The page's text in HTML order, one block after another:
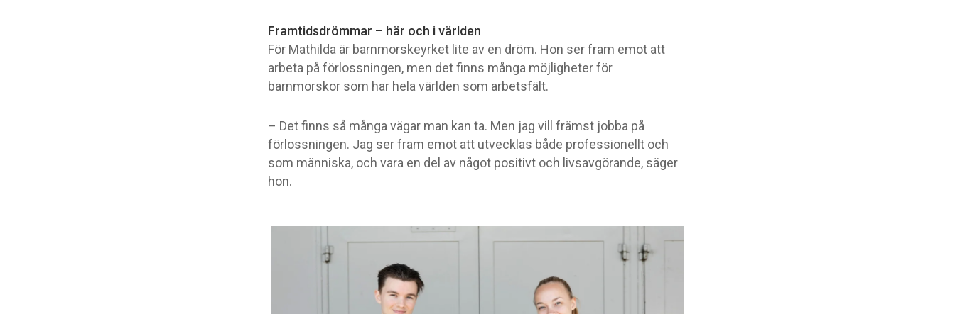
Framtidsdrömmar – här och i världen
För Mathilda är barnmorskeyrket lite av en dröm. Hon ser fram emot att
arbeta på förlossningen, men det finns många möjligheter för
barnmorskor som har hela världen som arbetsfält.
– Det finns så många vägar man kan ta. Men jag vill främst jobba på
förlossningen. Jag ser fram emot att utvecklas både professionellt och
som människa, och vara en del av något positivt och livsavgörande, säger
hon.